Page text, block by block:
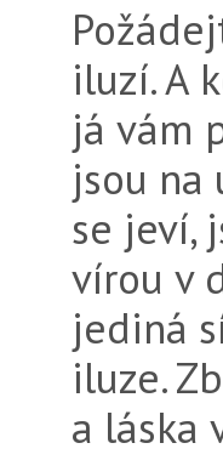
iluzí. A
já vám
jsou na
se jeví,
vírou v
jediná
iluze.
a láska